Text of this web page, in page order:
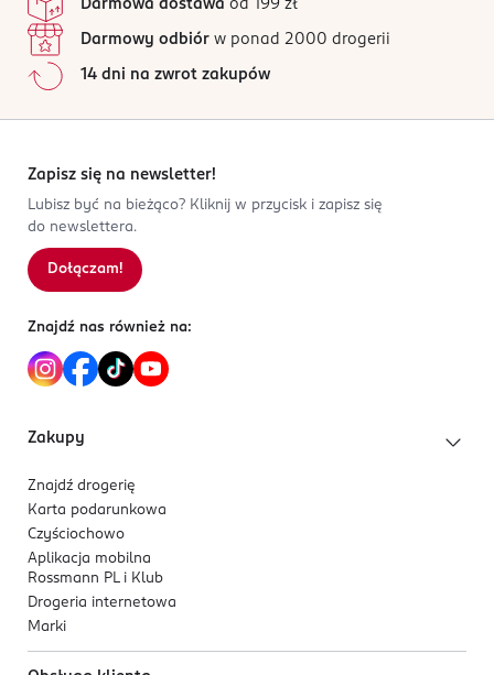
Nuty bazy:Wanilia, Drzewo gwajakowe, Agar (oud),
Drzewo sandałowe, Bursztyn
oczy. Łatwopalna ciecz.
OSOBA/PODMIOT ODPOWIEDZIALNY
L.N.C
customerservice@pmarly.com
2123523222
Kod EAN
Darmowa dostawa od 199 zł
Darmowy odbiór w ponad 2000 drogerii
14 dni na zwrot zakupów
Zapisz się na newsletter!
Lubisz być na bieżąco? Kliknij w przycisk i zapisz się
do newslettera.
Dołączam!
Znajdź nas również na:
Zakupy
Znajdź drogerię
Karta podarunkowa
Czyściochowo
Aplikacja mobilna
Rossmann PL i Klub
Drogeria internetowa
Marki